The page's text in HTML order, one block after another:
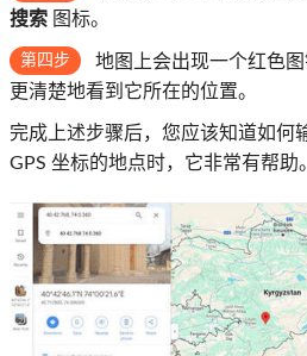
搜索 图标。
第四步
地图上会出现一个红色
更清楚地看到它所在的位置。
完成上述步骤后，您应该知道如何
GPS 坐标的地点时，它非常有帮助。